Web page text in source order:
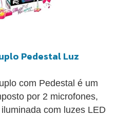
Pedestal Luz
com Pedestal é um
por 2 microfones,
com luzes LED